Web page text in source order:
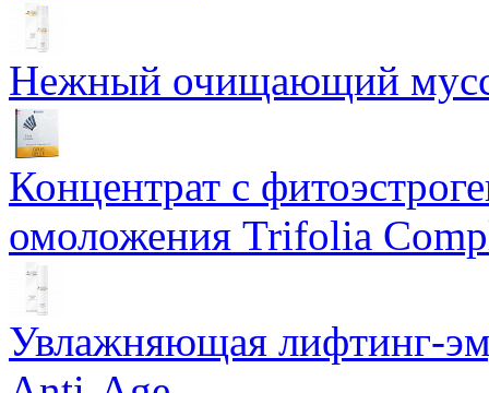
Нежный очищающий мусс
Концентрат с
омоложения Trifolia
Увлажняющая лифтинг-